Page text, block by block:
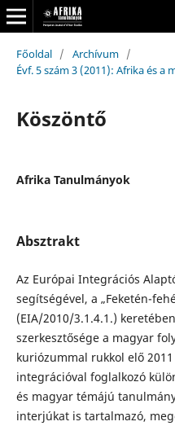
Főoldal / Archívum /
Évf. 5 szám 3 (2011): Afrika és a
Köszöntő
Afrika Tanulmányok
Absztrakt
Az Európai Integrációs
segítségével, a „Feketén-
(EIA/2010/3.1.4.1.)
szerkesztősége a magyar
kuriózummal rukkol elő
integrációval foglalkozó
és magyar témájú
interjúkat is tartalmazó,